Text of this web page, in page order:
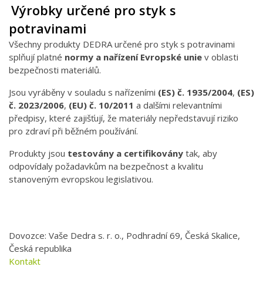
Výrobky určené pro styk s
potravinami
Všechny produkty DEDRA určené pro styk s potravinami
splňují platné normy a nařízení Evropské unie v oblasti
bezpečnosti materiálů.
Jsou vyráběny v souladu s nařízeními (ES) č. 1935/2004, (ES)
č. 2023/2006, (EU) č. 10/2011 a dalšími relevantními
předpisy, které zajišťují, že materiály nepředstavují riziko
pro zdraví při běžném používání.
Produkty jsou testovány a certifikovány tak, aby
odpovídaly požadavkům na bezpečnost a kvalitu
stanoveným evropskou legislativou.
Dovozce: Vaše Dedra s. r. o., Podhradní 69, Česká Skalice,
Česká republika
Kontakt